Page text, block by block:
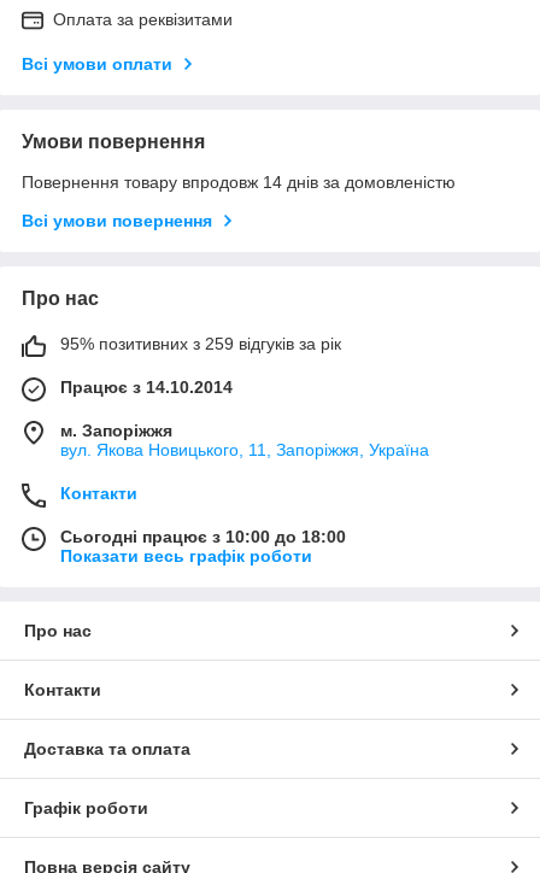
Оплата за реквізитами
Всі умови оплати
Умови повернення
Повернення товару впродовж 14 днів за домовленістю
Всі умови повернення
Про нас
95% позитивних з 259 відгуків за рік
Працює з 14.10.2014
м. Запоріжжя
вул. Якова Новицького, 11, Запоріжжя, Україна
Контакти
Сьогодні працює з 10:00 до 18:00
Показати весь графік роботи
Про нас
Контакти
Доставка та оплата
Графік роботи
Повна версія сайту